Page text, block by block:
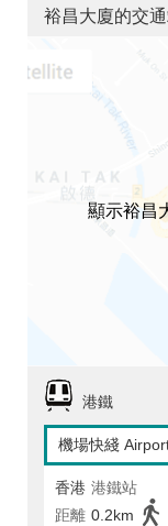
裕昌大廈的交
顯示裕昌
港鐵
機場快綫
香港 港鐵站
距離 0.2km